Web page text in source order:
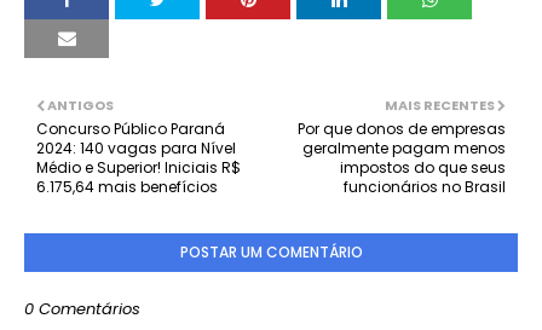
MAIS RECENTES
Por que donos de empresas
geralmente pagam menos
impostos do que seus
funcionários no Brasil
ANTIGOS
Concurso Público Paraná
2024: 140 vagas para Nível
Médio e Superior! Iniciais R$
6.175,64 mais benefícios
POSTAR UM COMENTÁRIO
0 Comentários